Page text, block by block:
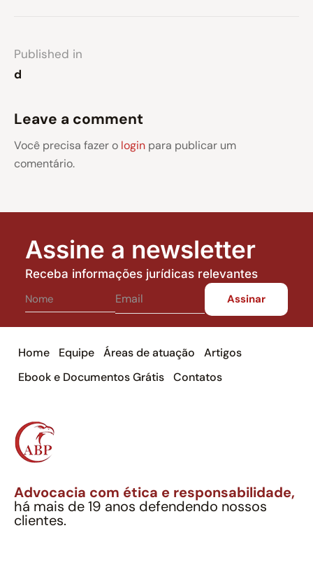
Published in
d
Leave a comment
Você precisa fazer o login para publicar um
comentário.
Assine a newsletter
Receba informações jurídicas relevantes
Home Equipe Áreas de atuação
Artigos
Ebook e Documentos Grátis
Contatos
Advocacia com ética e responsabilidade,
há mais de 19 anos defendendo nossos
clientes.